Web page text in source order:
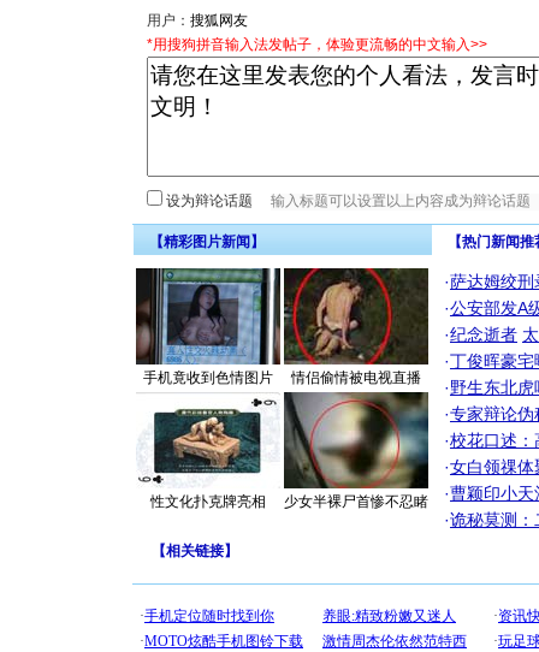
用户：
*用搜狗拼音输入法发帖子，体验更流畅的中文输入>>
设为辩论话题
【精彩图片新闻】
手机竟收到色情图片 情侣偷情被电视直播
性文化扑克牌亮相 少女半裸尸首惨不忍睹
【热门新闻
·萨达姆绞刑
·公安部发A
·纪念逝者
·丁俊晖豪
·野生东北
·专家辩论伪
·校花口述：
·女白领祼体
·曹颖印小天
·诡秘莫测：
【相关链接】